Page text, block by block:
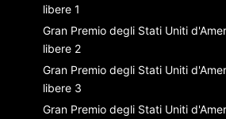
libere 1
Gran Premio degli Stati Uniti
libere 2
Gran Premio degli Stati Uniti
libere 3
Gran Premio degli Stati Uniti